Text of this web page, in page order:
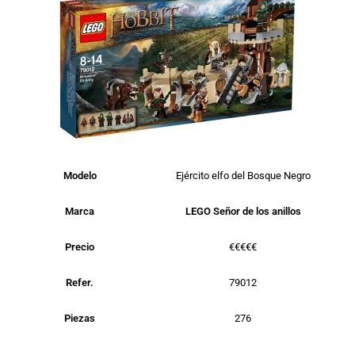
Modelo Ejército elfo del Bosque Negro
Marca LEGO Señor de los anillos
Precio €€€€€
Refer. 79012
Piezas 276